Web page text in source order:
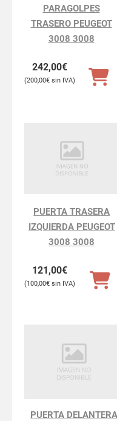
PARAGOLPES
TRASERO PEUGEOT
3008 3008
242,00€
200,00€
PUERTA TRASERA
IZQUIERDA PEUGEOT
3008 3008
121,00€
100,00€
PUERTA DELANTERA